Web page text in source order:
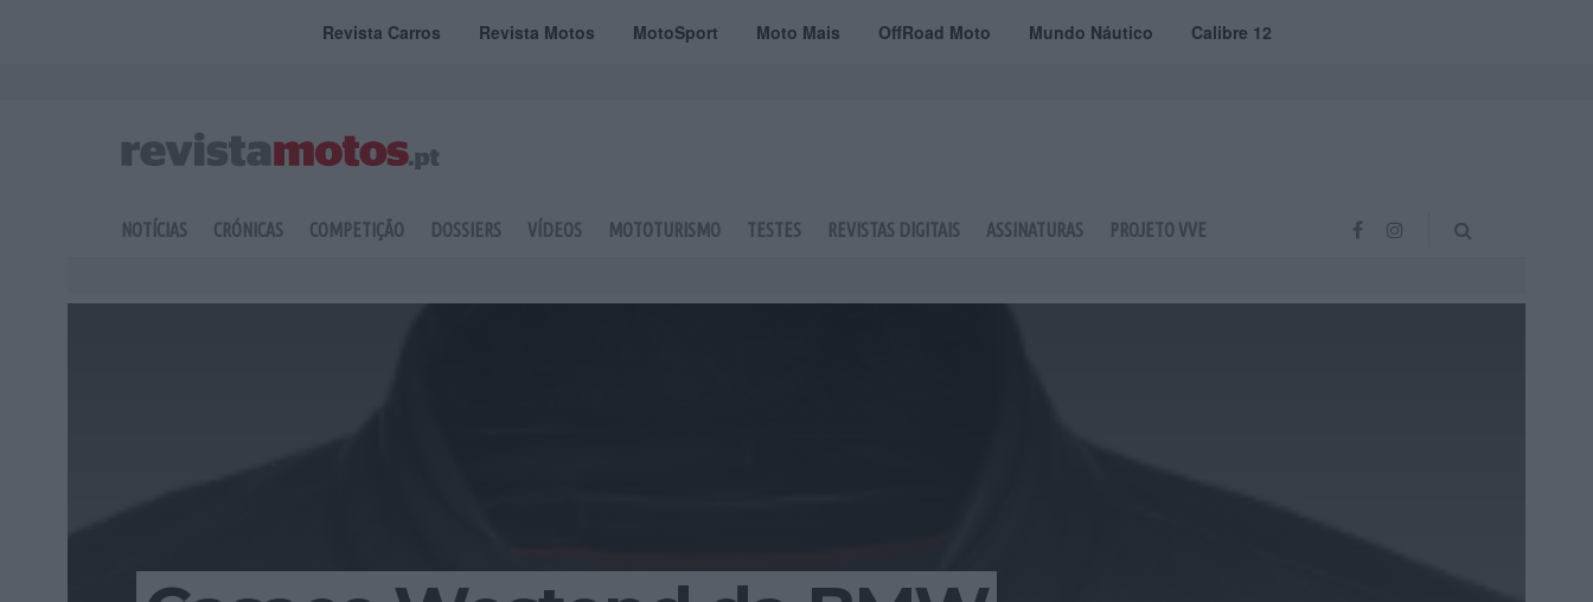
Revista Carros Revista Motos MotoSport Moto Mais OffRoad Moto Mundo Náutico Calibre 12
NOTÍCIAS CRÓNICAS COMPETIÇÃO DOSSIERS VÍDEOS MOTOTURISMO TESTES REVISTAS DIGITAIS ASSINATURAS PROJETO VVE